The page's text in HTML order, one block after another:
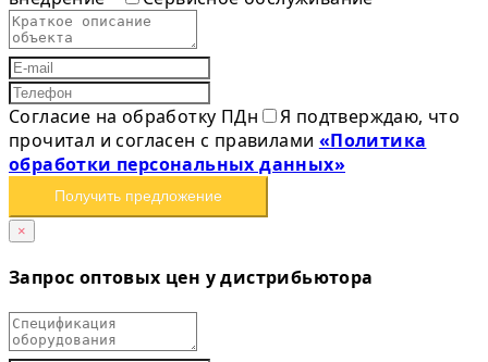
Согласие на обработку ПДн
Я подтверждаю, что
прочитал и согласен с правилами «Политика
обработки персональных данных»
Получить предложение
×
Запрос оптовых цен у дистрибьютора